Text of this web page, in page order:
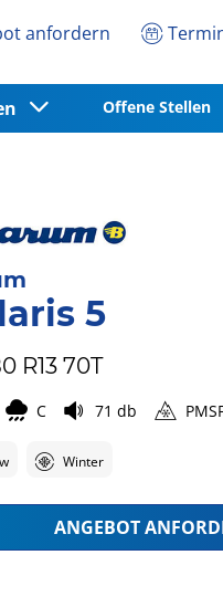
anfordern
Offene Stellen
5
R13 70T
C 71 db
Winter
ANGEBOT